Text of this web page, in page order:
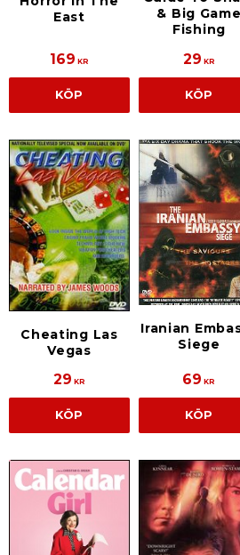
East
169 KR
KÖP
& Big Game
Fishing
29 KR
KÖP
Cheating Las
Vegas
29 KR
KÖP
Iranian
Siege
69 KR
KÖP